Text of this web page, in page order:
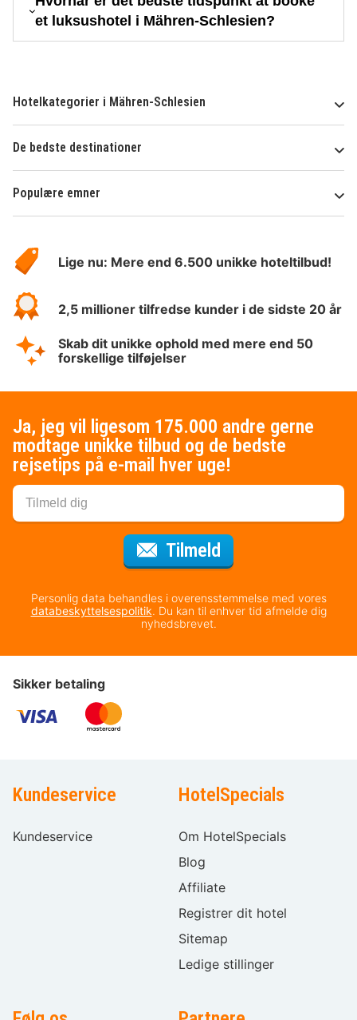
et luksushotel i Mähren-Schlesien?
Hotelkategorier i Mähren-Schlesien
De bedste destinationer
Populære emner
HotelSpecials
Lige nu: Mere end 6.500 unikke hoteltilbud!
2,5 millioner tilfredse kunder i de sidste 20 år
Skab dit unikke ophold med mere end 50
forskellige tilføjelser
Ja, jeg vil ligesom 175.000 andre gerne
modtage unikke tilbud og de bedste
rejsetips på e-mail hver uge!
Tilmeld
Personlig data behandles i overensstemmelse med vores
databeskyttelsespolitik. Du kan til enhver tid afmelde dig
nyhedsbrevet.
Sikker betaling
Kundeservice
Kundeservice
HotelSpecials
Om HotelSpecials
Blog
Affiliate
Registrer dit hotel
Sitemap
Ledige stillinger